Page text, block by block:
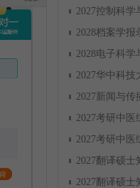
2028档案学
2028电子科学
2027考研中
2027翻译硕